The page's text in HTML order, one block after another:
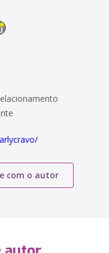
com o autor